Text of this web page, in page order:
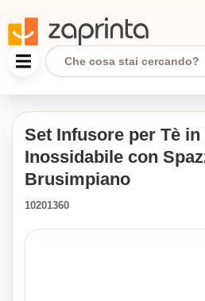
Set Infusore per Tè
Inossidabile con
Brusimpiano
10201360